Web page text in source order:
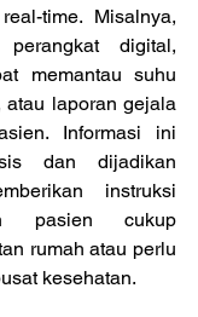
time. Misalnya,
digital,
memantau suhu
laporan gejala
Informasi ini
dan dijadikan
instruksi
pasien cukup
rumah atau perlu
kesehatan.